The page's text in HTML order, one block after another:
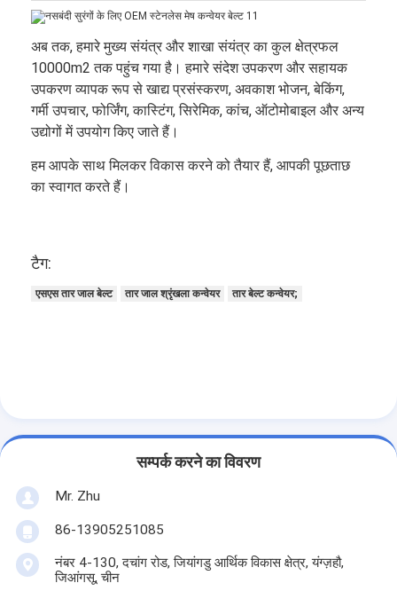
अब तक, हमारे मुख्य संयंत्र और शाखा संयंत्र का कुल क्षेत्रफल
10000m2 तक पहुंच गया है। हमारे संदेश उपकरण और सहायक
उपकरण व्यापक रूप से खाद्य प्रसंस्करण, अवकाश भोजन, बेकिंग,
गर्मी उपचार, फोर्जिंग, कास्टिंग, सिरेमिक, कांच, ऑटोमोबाइल और अन्य
उद्योगों में उपयोग किए जाते हैं।
हम आपके साथ मिलकर विकास करने को तैयार हैं, आपकी पूछताछ
का स्वागत करते हैं।
टैग:
एसएस तार जाल बेल्ट तार जाल श्रृंखला कन्वेयर तार बेल्ट कन्वेयर;
सम्पर्क करने का विवरण
Mr. Zhu
86-13905251085
नंबर 4-130, दचांग रोड, जियांगडु आर्थिक विकास क्षेत्र, यंग्ज़हौ,
जिआंगसू, चीन